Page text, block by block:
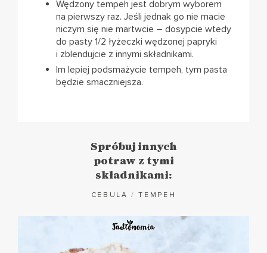
Wędzony tempeh jest dobrym wyborem
na pierwszy raz. Jeśli jednak go nie macie
niczym się nie martwcie – dosypcie wtedy
do pasty 1/2 łyżeczki wędzonej papryki
i zblendujcie z innymi składnikami.
Im lepiej podsmażycie tempeh, tym pasta
będzie smaczniejsza.
Spróbuj innych
potraw z tymi
składnikami:
CEBULA /TEMPEH